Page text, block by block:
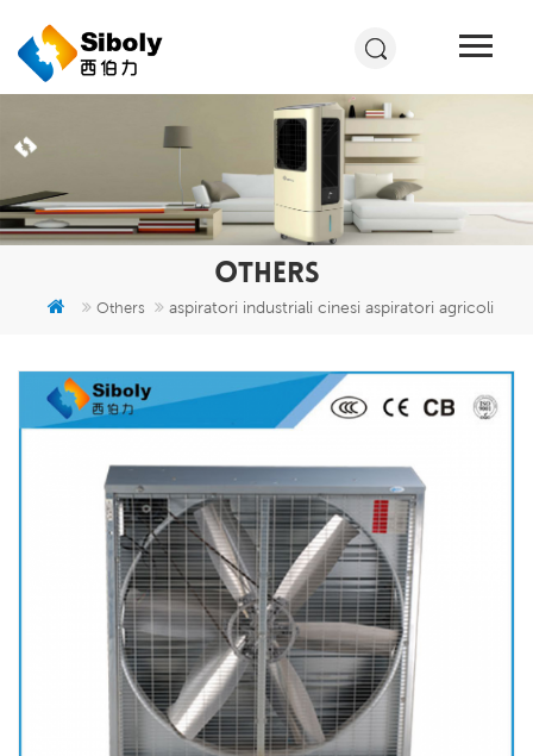
OTHERS
Others aspiratori industriali cinesi aspiratori agricoli